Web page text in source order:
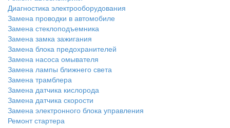
Диагностика электрооборудования
Замена проводки в автомобиле
Замена стеклоподъемника
Замена замка зажигания
Замена блока предохранителей
Замена насоса омывателя
Замена лампы ближнего света
Замена трамблера
Замена датчика кислорода
Замена датчика скорости
Замена электронного блока управления
Ремонт стартера